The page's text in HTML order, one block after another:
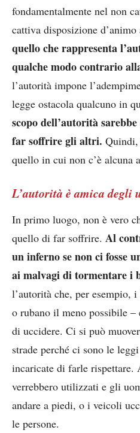
fondamentalmente nel non
cattiva disposizione d’animo
quello che rappresenta
qualche modo contrario
l’autorità impone
legge ostacola qualcuno in
scopo dell’autorità
far soffrire gli altri. Quindi,
quello in cui non c’è alcuna
L’autorità è amica degli
In primo luogo, non è vero
quello di far soffrire. Al
un inferno se non ci fosse
ai malvagi di tormentare i
l’autorità che, per esempio,
o rubano il meno possibile –
di uccidere. Ci si può
strade perché ci sono le
incaricate di farle
verrebbero utilizzati e gli
andare a piedi, o i veicoli
le persone.